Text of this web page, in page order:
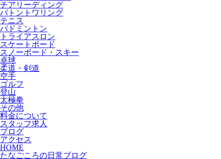
チアリーディング
バトントワリング
テニス
バドミントン
トライアスロン
スケートボード
スノーボード・スキー
卓球
柔道・剣道
空手
ゴルフ
登山
太極拳
その他
料金について
スタッフ求人
ブログ
アクセス
HOME
たなごころの日常ブログ